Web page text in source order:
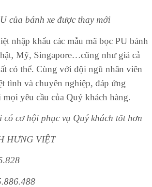
của bánh xe được thay mới
nhập khẩu các mẫu mã bọc PU bánh
Mỹ, Singapore…cũng như giá cả
có thể. Cùng với đội ngũ nhân viên
tình và chuyên nghiệp, đáp ứng
yêu cầu của Quý khách hàng.
có cơ hội phục vụ Quý khách tốt hơn
HƯNG VIỆT